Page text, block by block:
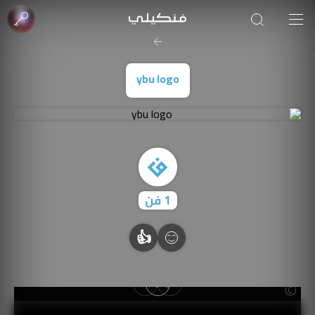
ybu logo
1فن
👍
صورة الغلاف من فن
SOUFIANE Abid